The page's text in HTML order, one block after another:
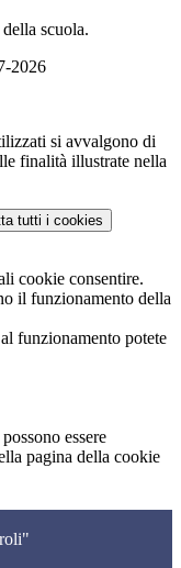
scuola.
2026
si avvalgono di
finalità illustrate nella
tutti i cookies
cookie consentire.
il funzionamento della
funzionamento potete
essere
pagina della cookie